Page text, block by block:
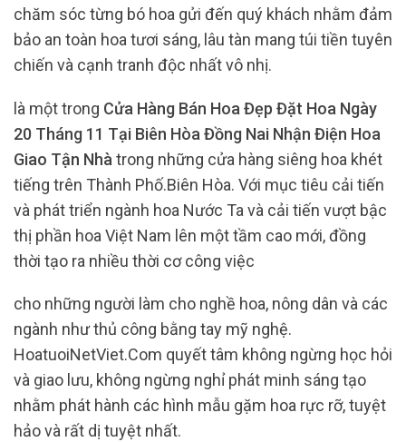
chăm sóc từng bó hoa gửi đến quý khách nhằm đảm
bảo an toàn hoa tươi sáng, lâu tàn mang túi tiền tuyên
chiến và cạnh tranh độc nhất vô nhị.
là một trong Cửa Hàng Bán Hoa Đẹp Đặt Hoa Ngày
20 Tháng 11 Tại Biên Hòa Đồng Nai Nhận Điện Hoa
Giao Tận Nhà trong những cửa hàng siêng hoa khét
tiếng trên Thành Phố.Biên Hòa. Với mục tiêu cải tiến
và phát triển ngành hoa Nước Ta và cải tiến vượt bậc
thị phần hoa Việt Nam lên một tầm cao mới, đồng
thời tạo ra nhiều thời cơ công việc
cho những người làm cho nghề hoa, nông dân và các
ngành như thủ công bằng tay mỹ nghệ.
HoatuoiNetViet.Com quyết tâm không ngừng học hỏi
và giao lưu, không ngừng nghỉ phát minh sáng tạo
nhằm phát hành các hình mẫu gặm hoa rực rỡ, tuyệt
hảo và rất dị tuyệt nhất.